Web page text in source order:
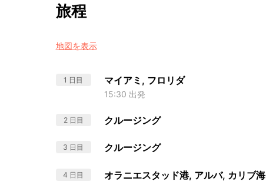
旅程
地図を表示
1 日目 マイアミ, フロリダ
15:30 出発
2 日目 クルージング
3 日目 クルージング
4 日目 オラニエスタッド港, アルバ, カリブ海